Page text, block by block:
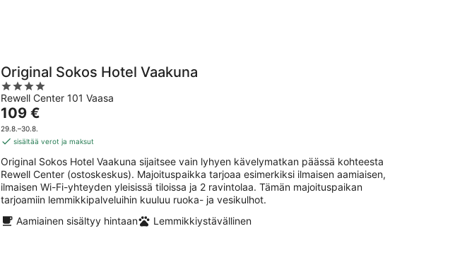
Original Sokos Hotel Vaakuna
4
out
of
5
Rewell Center 101 Vaasa
Hinta
on
109 €
yö
109 €
29.8.–30.8.
sisältää verot ja maksut
Original Sokos Hotel Vaakuna sijaitsee vain lyhyen kävelymatkan päässä kohteesta
Rewell Center (ostoskeskus). Majoituspaikka tarjoaa esimerkiksi ilmaisen aamiaisen,
ilmaisen Wi-Fi-yhteyden yleisissä tiloissa ja 2 ravintolaa. Tämän majoituspaikan
tarjoamiin lemmikkipalveluihin kuuluu ruoka- ja vesikulhot.
Aamiainen sisältyy hintaan
Lemmikkiystävällinen